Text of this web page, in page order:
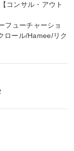
コンサル・アウト
フューチャーショ
ロール/Hamee/リク